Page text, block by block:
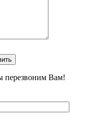
перезвоним Вам!